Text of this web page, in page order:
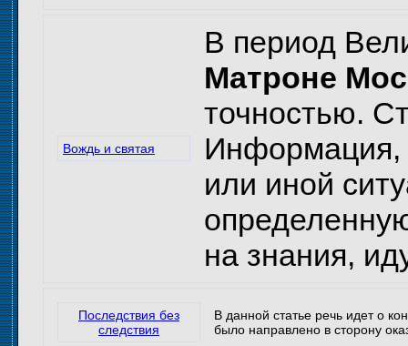
Вождь и святая
В период
Матроне
точностью.
Информация,
или иной
на знания,
Последствия без
следствия
В данной статье речь идет о
было направлено в сторону